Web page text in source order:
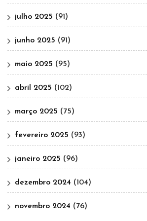
julho 2025 (91)
junho 2025 (91)
maio 2025 (95)
abril 2025 (102)
março 2025 (75)
fevereiro 2025 (93)
janeiro 2025 (96)
dezembro 2024 (104)
novembro 2024 (76)